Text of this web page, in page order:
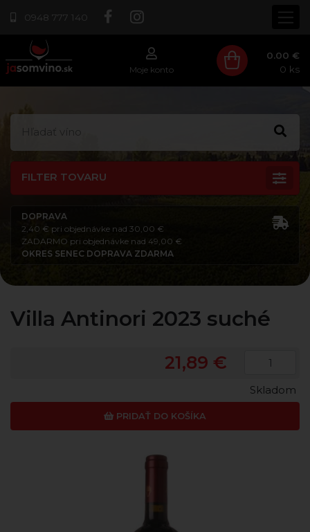
0948 777 140
Moje konto
0.00 €
0 ks
FILTER TOVARU
DOPRAVA
2,40 € pri objednávke nad 30,00 €
ZADARMO pri objednávke nad 49,00 €
OKRES SENEC DOPRAVA ZDARMA
Villa Antinori 2023 suché
21,89 €
PRIDAŤ DO KOŠÍKA
Skladom